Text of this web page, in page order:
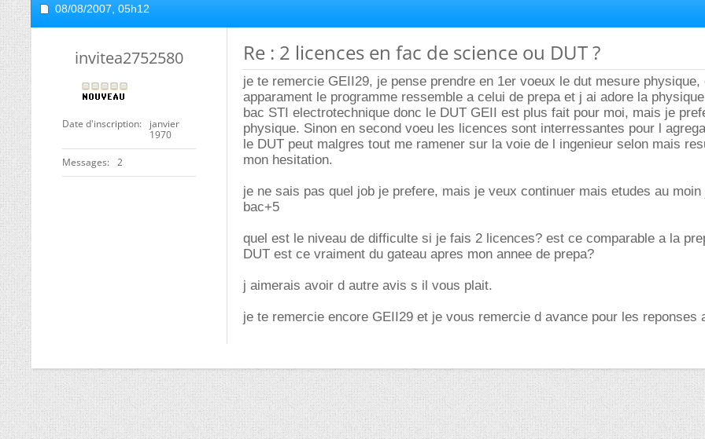
08/08/2007, 05h12
invitea2752580
Date d'inscription
janvier
1970
Messages 2
Re : 2 licences en fac de science ou DUT ?
je te remercie GEII29, je pense prendre en 1er voeux le dut mesure physique,
apparament le programme ressemble a celui de prepa et j ai adore la
bac STI electrotechnique donc le DUT GEII est plus fait pour moi, mais je
physique. Sinon en second voeu les licences sont interressantes pour l
le DUT peut malgres tout me ramener sur la voie de l ingenieur selon mais
mon hesitation.
je ne sais pas quel job je prefere, mais je veux continuer mais etudes au moin
bac+5
quel est le niveau de difficulte si je fais 2 licences? est ce comparable a la
DUT est ce vraiment du gateau apres mon annee de prepa?
j aimerais avoir d autre avis s il vous plait.
je te remercie encore GEII29 et je vous remercie d avance pour les reponses